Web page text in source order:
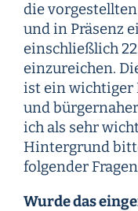
die
und in Präsenz
einschließlich
einzureichen.
ist ein wichtiger
und
ich als sehr
Hintergrund
folgender
Wurde das